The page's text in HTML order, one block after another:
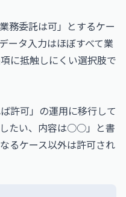
務委託は可」とするケー
ータ入力はほぼすべて業
に抵触しにくい選択肢で
許可」の運用に移行して
たい、内容は○○」と書
るケース以外は許可され